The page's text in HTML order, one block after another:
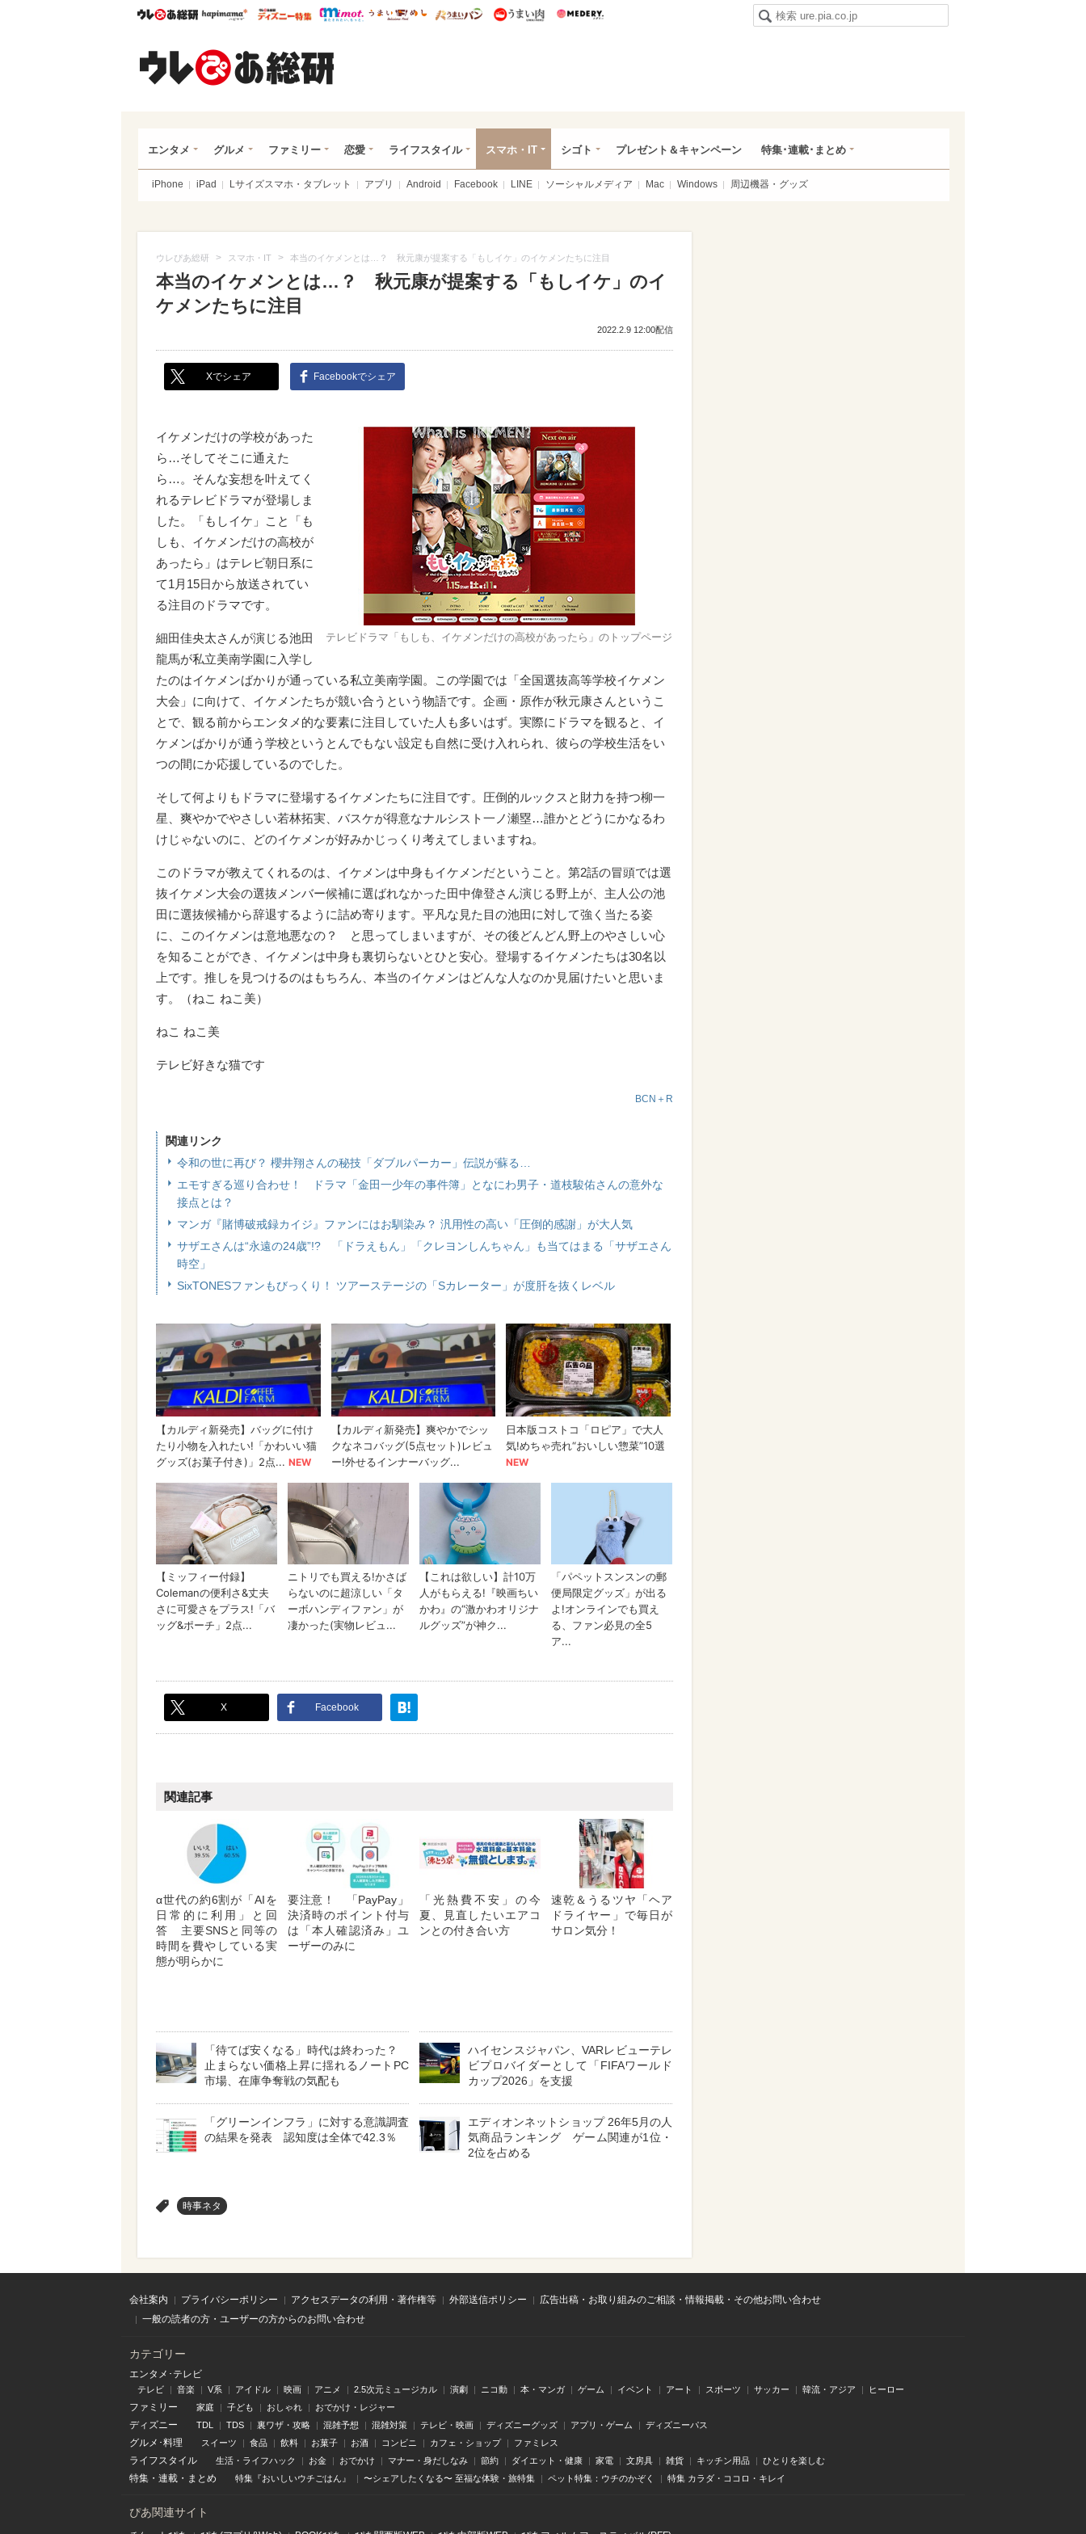
ウレぴあ総研ハピママ* ウレぴあ総研 ディズニー特集
mimot. うまいめし うまいパン うまい肉
エンタメ グルメ ファミリー 恋愛 ライフスタイル スマホ・IT シゴト プレゼント＆キャンペーン 特集･連載･まとめ
iPhone iPad Lサイズスマホ・タブレット アプリ Android Facebook LINE ソーシャルメディア Mac Windows 周辺機器・グッズ
ウレぴあ総研 > スマホ・IT > 本当のイケメンとは…？ 秋元康が提案する「もしイケ」のイケメンたちに注目
本当のイケメンとは…？ 秋元康が提案する「もしイケ」のイ
ケメンたちに注目
2022.2.9 12:00配信
Xでシェア Facebookでシェア
テレビドラマ「もしも、イケメンだけの高校があったら」のトップページ
イケメンだけの学校があった
ら…そしてそこに通えた
ら…。そんな妄想を叶えてく
れるテレビドラマが登場しま
した。「もしイケ」こと「も
しも、イケメンだけの高校が
あったら」はテレビ朝日系に
て1月15日から放送されてい
る注目のドラマです。
細田佳央太さんが演じる池田
龍馬が私立美南学園に入学し
たのはイケメンばかりが通っている私立美南学園。この学園では「全国選抜高等学校イケメン
大会」に向けて、イケメンたちが競い合うという物語です。企画・原作が秋元康さんというこ
とで、観る前からエンタメ的な要素に注目していた人も多いはず。実際にドラマを観ると、イ
ケメンばかりが通う学校というとんでもない設定も自然に受け入れられ、彼らの学校生活をい
つの間にか応援しているのでした。
そして何よりもドラマに登場するイケメンたちに注目です。圧倒的ルックスと財力を持つ柳一
星、爽やかでやさしい若林拓実、バスケが得意なナルシスト一ノ瀬塁…誰かとどうにかなるわ
けじゃないのに、どのイケメンが好みかじっくり考えてしまいますね。
このドラマが教えてくれるのは、イケメンは中身もイケメンだということ。第2話の冒頭では選
抜イケメン大会の選抜メンバー候補に選ばれなかった田中偉登さん演じる野上が、主人公の池
田に選抜候補から辞退するように詰め寄ります。平凡な見た目の池田に対して強く当たる姿
に、このイケメンは意地悪なの？ と思ってしまいますが、その後どんどん野上のやさしい心
を知ることができ、イケメンは中身も裏切らないとひと安心。登場するイケメンたちは30名以
上です。推しを見つけるのはもちろん、本当のイケメンはどんな人なのか見届けたいと思いま
す。（ねこ ねこ美）
ねこ ねこ美
テレビ好きな猫です
BCN＋R
関連リンク
令和の世に再び？ 櫻井翔さんの秘技「ダブルパーカー」伝説が蘇る…
エモすぎる巡り合わせ！ ドラマ「金田一少年の事件簿」となにわ男子・道枝駿佑さんの意外な
接点とは？
マンガ『賭博破戒録カイジ』ファンにはお馴染み？ 汎用性の高い「圧倒的感謝」が大人気
サザエさんは“永遠の24歳”!? 「ドラえもん」「クレヨンしんちゃん」も当てはまる「サザエさん
時空」
SixTONESファンもびっくり！ ツアーステージの「Sカレーター」が度肝を抜くレベル
X Facebook
関連記事
α世代の約6割が「AIを
日常的に利用」と回
答 主要SNSと同等の
時間を費やしている実
態が明らかに
要注意！ 「PayPay」
決済時のポイント付与
は「本人確認済み」ユ
ーザーのみに
「光熱費不安」の今
夏、見直したいエアコ
ンとの付き合い方
速乾＆うるツヤ「ヘア
ドライヤー」で毎日が
サロン気分！
「待てば安くなる」時代は終わった？
止まらない価格上昇に揺れるノートPC
市場、在庫争奪戦の気配も
ハイセンスジャパン、VARレビューテレ
ビプロバイダーとして「FIFAワールド
カップ2026」を支援
「グリーンインフラ」に対する意識調査
の結果を発表 認知度は全体で42.3％
エディオンネットショップ 26年5月の人
気商品ランキング ゲーム関連が1位・
2位を占める
時事ネタ
会社案内 プライバシーポリシー アクセスデータの利用・著作権等 外部送信ポリシー
広告出稿・お取り組みのご相談・情報掲載・その他お問い合わせ
一般の読者の方・ユーザーの方からのお問い合わせ
カテゴリー
エンタメ･テレビ
テレビ 音楽 V系 アイドル 映画 アニメ 2.5次元ミュージカル 演劇 ニコ動 本・マンガ ゲーム イベント アート スポーツ サッカー 韓流・アジア ヒーロー
ファミリー 家庭 子ども おしゃれ おでかけ・レジャー
ディズニー TDL TDS 裏ワザ・攻略 混雑予想 混雑対策 テレビ・映画 ディズニーグッズ アプリ・ゲーム ディズニーパス
グルメ･料理 スイーツ 食品 飲料 お菓子 お酒 コンビニ カフェ・ショップ ファミレス
ライフスタイル 生活・ライフハック お金 おでかけ マナー・身だしなみ 節約 ダイエット・健康 家電 文房具 雑貨 キッチン用品 ひとりを楽しむ
特集 ・ 連載 ・ まとめ 特集『おいしいウチごはん』 〜シェアしたくなる〜 至福な体験・旅特集 ペット特集：ウチのかぞく 特集 カラダ・ココロ・キレイ
ぴあ関連サイト